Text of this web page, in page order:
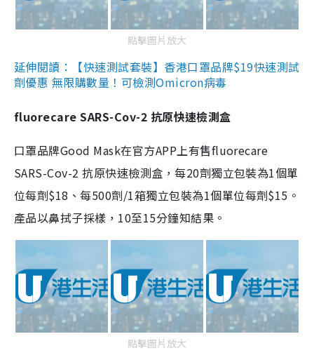
點擊圖片放大
延伸閱讀：【快速測試套裝】香港口罩品牌$19快速測試
劑優惠 無限購數量！可檢測Omicron病毒
fluorecare SARS-Cov-2 抗原快速檢測盒
口罩品牌Good Mask在官方APP上有售fluorecare
SARS-Cov-2 抗原快速檢測盒，每20劑獨立包裝為1個單
位每劑$18、每500劑/1箱獨立包裝為1個單位每劑$15。
產品以鼻拭子採樣，10至15分鐘知結果。
點擊圖片放大